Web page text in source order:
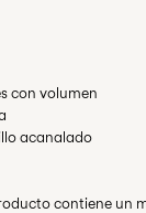
con volumen
acanalado
contiene un